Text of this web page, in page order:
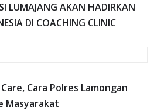
LUMAJANG AKAN HADIRKAN
DI COACHING CLINIC
Cara Polres Lamongan
Masyarakat